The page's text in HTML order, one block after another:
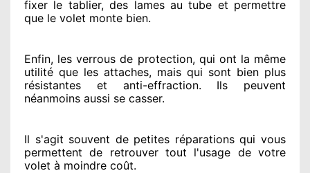
fixer le tablier, des lames au tube et permettre
que le volet monte bien.
Enfin, les verrous de protection, qui ont la même
utilité que les attaches, mais qui sont bien plus
résistantes et anti-effraction. Ils peuvent
néanmoins aussi se casser.
Il s'agit souvent de petites réparations qui vous
permettent de retrouver tout l'usage de votre
volet à moindre coût.